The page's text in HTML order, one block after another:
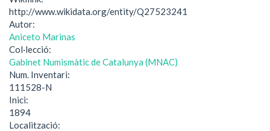
http://www.wikidata.org/entity/Q27523241
Autor:
Aniceto Marinas
Col·lecció:
Gabinet Numismàtic de Catalunya (MNAC)
Num. Inventari:
111528-N
Inici:
1894
Localització: